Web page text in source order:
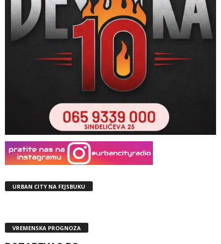
URBAN CITY NA FEJSBUKU
VREMENSKA PROGNOZA